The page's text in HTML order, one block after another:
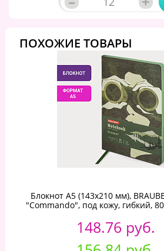
ПОХОЖИЕ ТОВАРЫ
Блокнот А5 (143x210 мм),
"Commando", под кожу, гибкий,
148.76 руб.